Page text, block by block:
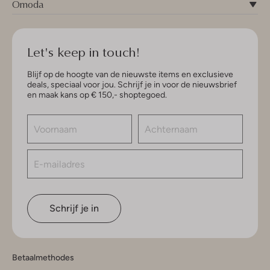
Omoda
Let's keep in touch!
Blijf op de hoogte van de nieuwste items en exclusieve
deals, speciaal voor jou. Schrijf je in voor de nieuwsbrief
en maak kans op € 150,- shoptegoed.
Schrijf je in
Betaalmethodes